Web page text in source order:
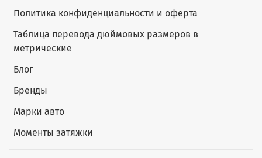
Политика конфиденциальности и оферта
Таблица перевода дюймовых размеров в
метрические
Блог
Бренды
Марки авто
Моменты затяжки